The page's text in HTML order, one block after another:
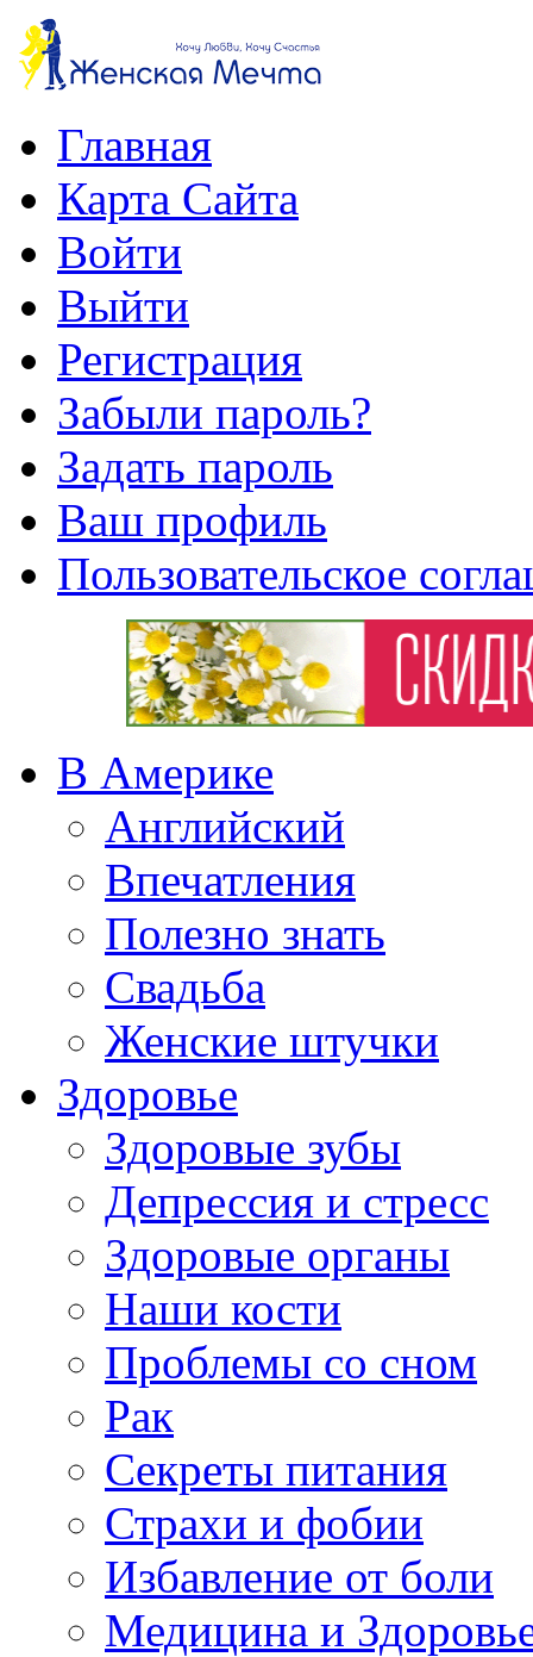
Главная
Карта Сайта
Войти
Выйти
Регистрация
Забыли пароль?
Задать пароль
Ваш профиль
Пользовательское
В Америке
Английский
Впечатления
Полезно знать
Свадьба
Женские штучки
Здоровье
Здоровые зубы
Депрессия и стресс
Здоровые органы
Наши кости
Проблемы со сном
Рак
Секреты питания
Страхи и фобии
Избавление от боли
Медицина и